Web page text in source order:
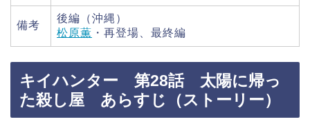
備考
後編（沖縄）
松原薫 ・再登場、最終編
キイハンター 第28話 太陽に帰っ
た殺し屋 あらすじ（ストーリー）